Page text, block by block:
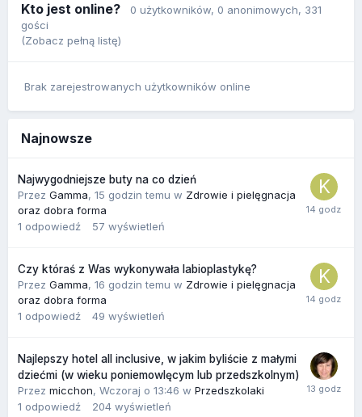
Kto jest online? 0 użytkowników, 0 anonimowych, 331
gości
(Zobacz pełną listę)
Brak zarejestrowanych użytkowników online
Najnowsze
Najwygodniejsze buty na co dzień
Przez Gamma, 15 godzin temu w Zdrowie i pielęgnacja
oraz dobra forma
1 odpowiedź 57 wyświetleń
Czy któraś z Was wykonywała labioplastykę?
Przez Gamma, 16 godzin temu w Zdrowie i pielęgnacja
oraz dobra forma
1 odpowiedź 49 wyświetleń
Najlepszy hotel all inclusive, w jakim byliście z małymi
dziećmi (w wieku poniemowlęcym lub przedszkolnym)
Przez micchon, Wczoraj o 13:46 w Przedszkolaki
1 odpowiedź 204 wyświetleń